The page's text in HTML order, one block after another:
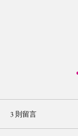
3 則留言